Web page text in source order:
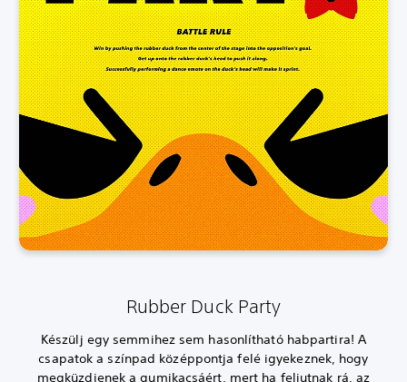
Rubber Duck Party
Készülj egy semmihez sem hasonlítható habpartira! A
csapatok a színpad középpontja felé igyekeznek, hogy
megküzdjenek a gumikacsáért, mert ha feljutnak rá, az